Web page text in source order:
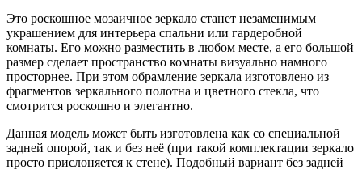
Это роскошное мозаичное зеркало станет незаменимым
украшением для интерьера спальни или гардеробной
комнаты. Его можно разместить в любом месте, а его большой
размер сделает пространство комнаты визуально намного
просторнее. При этом обрамление зеркала изготовлено из
фрагментов зеркального полотна и цветного стекла, что
смотрится роскошно и элегантно.
Данная модель может быть изготовлена как со специальной
задней опорой, так и без неё (при такой комплектации зеркало
просто прислоняется к стене). Подобный вариант без задней